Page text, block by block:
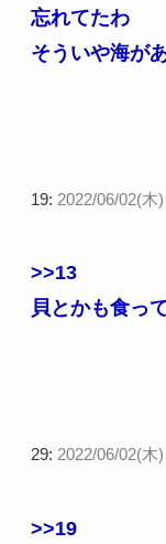
忘れてたわ
そういや海が
19: 2022/06/02(木
>>13
貝とかも食っ
29: 2022/06/02(木
>>19